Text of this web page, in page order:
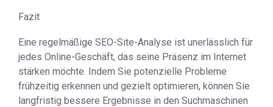
Fazit
Eine regelmäßige SEO-Site-Analyse ist unerlässlich für
jedes Online-Geschäft, das seine Präsenz im Internet
stärken möchte. Indem Sie potenzielle Probleme
frühzeitig erkennen und gezielt optimieren, können Sie
langfristig bessere Ergebnisse in den Suchmaschinen